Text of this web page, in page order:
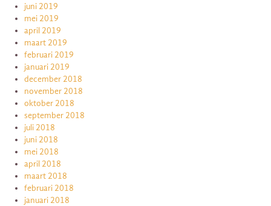
juni 2019
mei 2019
april 2019
maart 2019
februari 2019
januari 2019
december 2018
november 2018
oktober 2018
september 2018
juli 2018
juni 2018
mei 2018
april 2018
maart 2018
februari 2018
januari 2018